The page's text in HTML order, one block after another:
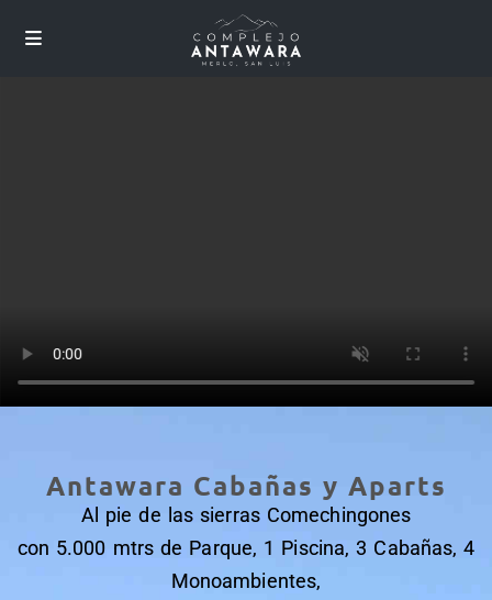
Antawara Cabañas y Aparts
Al pie de las sierras Comechingones
con 5.000 mtrs de Parque, 1 Piscina, 3 Cabañas, 4
Monoambientes,